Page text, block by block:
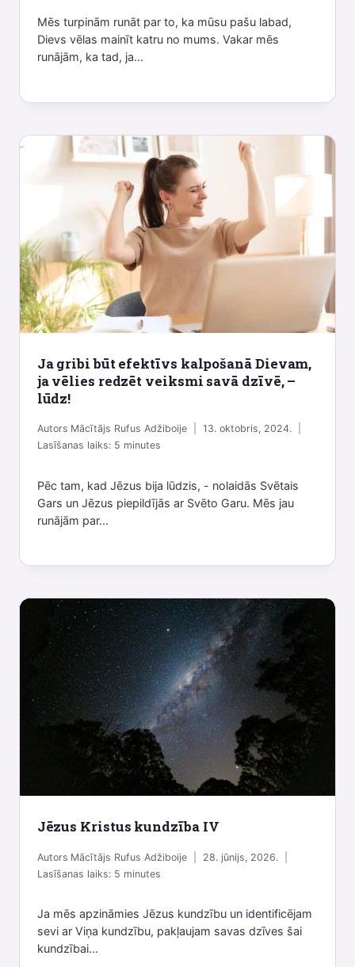
Mēs turpinām runāt par to, ka mūsu pašu labad,
Dievs vēlas mainīt katru no mums. Vakar mēs
runājām, ka tad, ja...
Ja gribi būt efektīvs kalpošanā Dievam,
ja vēlies redzēt veiksmi savā dzīvē, –
lūdz!
Autors Mācītājs Rufus Adžiboije
13. oktobris, 2024.
Lasīšanas laiks:5 minutes
Pēc tam, kad Jēzus bija lūdzis, - nolaidās Svētais
Gars un Jēzus piepildījās ar Svēto Garu. Mēs jau
runājām par...
Jēzus Kristus kundzība IV
Autors Mācītājs Rufus Adžiboije
28. jūnijs, 2026.
Lasīšanas laiks:5 minutes
Ja mēs apzināmies Jēzus kundzību un identificējam
sevi ar Viņa kundzību, pakļaujam savas dzīves šai
kundzībai...